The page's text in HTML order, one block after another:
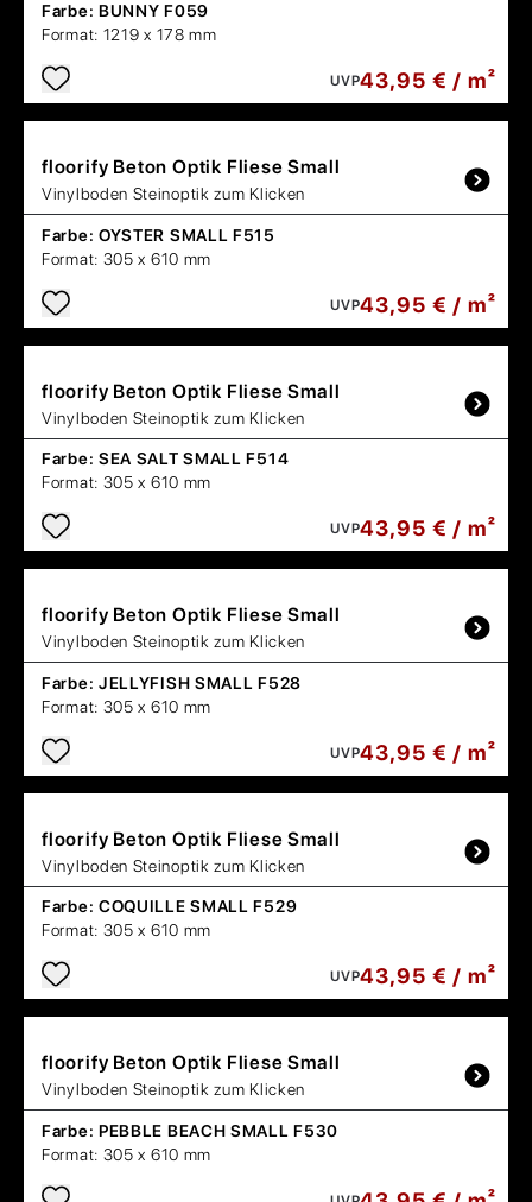
Farbe: BUNNY F059
Format: 1219 x 178 mm
UVP43,95 € / m²
floorify Beton Optik Fliese Small
Vinylboden Steinoptik zum Klicken
Farbe: OYSTER SMALL F515
Format: 305 x 610 mm
UVP43,95 € / m²
floorify Beton Optik Fliese Small
Vinylboden Steinoptik zum Klicken
Farbe: SEA SALT SMALL F514
Format: 305 x 610 mm
UVP43,95 € / m²
floorify Beton Optik Fliese Small
Vinylboden Steinoptik zum Klicken
Farbe: JELLYFISH SMALL F528
Format: 305 x 610 mm
UVP43,95 € / m²
floorify Beton Optik Fliese Small
Vinylboden Steinoptik zum Klicken
Farbe: COQUILLE SMALL F529
Format: 305 x 610 mm
UVP43,95 € / m²
floorify Beton Optik Fliese Small
Vinylboden Steinoptik zum Klicken
Farbe: PEBBLE BEACH SMALL F530
Format: 305 x 610 mm